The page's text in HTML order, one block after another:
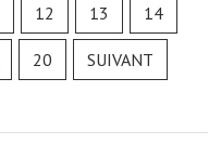
12 13 14
20 SUIVANT